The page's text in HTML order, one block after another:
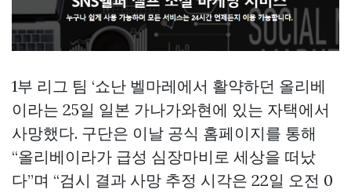
1부 리그 팀 ‘쇼난 벨마레에서 활약하던 올리베
이라는 25일 일본 가나가와현에 있는 자택에서
사망했다. 구단은 이날 공식 홈페이지를 통해
“올리베이라가 급성 심장마비로 세상을 떠났
다”며 “검시 결과 사망 추정 시각은 22일 오전 0